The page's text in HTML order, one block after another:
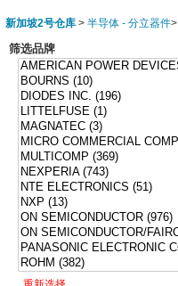
新加坡2号仓库 > 半导体 - 分立器件>
筛选品牌